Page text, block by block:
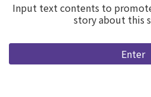
Input text contents to
story about this
Enter